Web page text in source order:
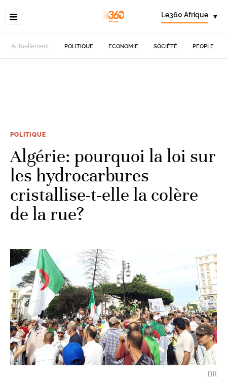
Le360 Afrique ▾
Actuellement POLITIQUE ECONOMIE SOCIÉTÉ PEOPLE
POLITIQUE
Algérie: pourquoi la loi sur
les hydrocarbures
cristallise-t-elle la colère
de la rue?
DR